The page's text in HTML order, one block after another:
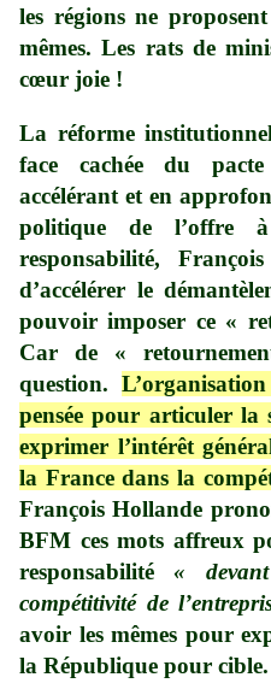
les régions ne
mêmes. Les rats de
cœur joie !
La réforme
face cachée du
accélérant et en
politique de l’offre
responsabilité,
d’accélérer le
pouvoir imposer ce «
Car de «
question.
pensée pour articuler la
exprimer l’intérêt
la France dans la
François Hollande
BFM ces mots affreux
responsabilité«
compétitivité de
avoir les mêmes pour
la République pour cible.